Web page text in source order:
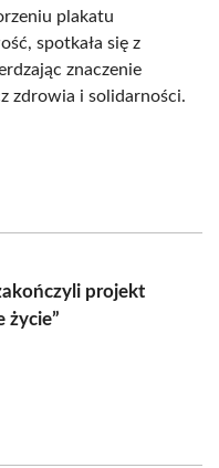
plakatu
spotkała się z
znaczenie
zdrowia i solidarności.
projekt
życie”